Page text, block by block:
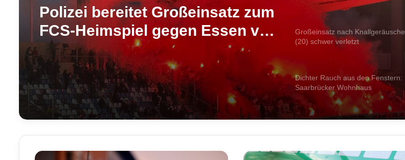
Polizei bereitet Großeinsatz zum
FCS-Heimspiel gegen Essen vor
– Camphauser voll gesperrt
voll gesperrt
Großeinsatz nach
(20) schwer verletzt
Dichter Rauch aus den Fenstern:
Saarbrücker Wohnhaus
legen ab Freitag erneut die
R 1